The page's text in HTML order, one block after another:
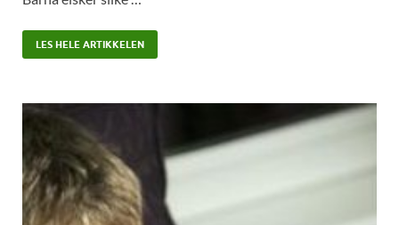
LES HELE ARTIKKELEN